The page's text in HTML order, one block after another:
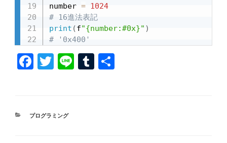
number = 1024
# 16進法表記
print (f"{number:#0x}" )
# '0x400'
F
e
T
er
Li
T
カ
プログラミング